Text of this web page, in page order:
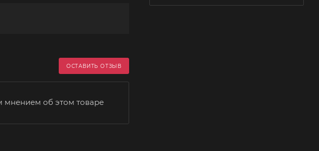
ОСТАВИТЬ ОТЗЫВ
мнением об этом товаре